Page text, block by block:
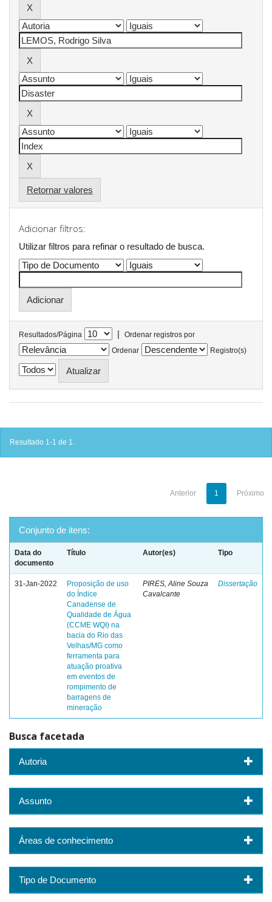
Retornar valores
Adicionar filtros:
Utilizar filtros para refinar o resultado de busca.
Resultados/Página |
Ordenar registros por
Ordenar
Registro(s)
Resultado 1-1 de 1.
Anterior 1 Próximo
Conjunto de itens:
Data do
documento
Título Autor(es) Tipo
31-Jan-2022
Proposição de uso
do Índice
Canadense de
Qualidade de Água
(CCME WQI) na
bacia do Rio das
Velhas/MG como
ferramenta para
atuação proativa
em eventos de
rompimento de
barragens de
mineração
PIRES, Aline Souza
Cavalcante
Dissertação
Busca facetada
Autoria
Assunto
Áreas de conhecimento
Tipo de Documento